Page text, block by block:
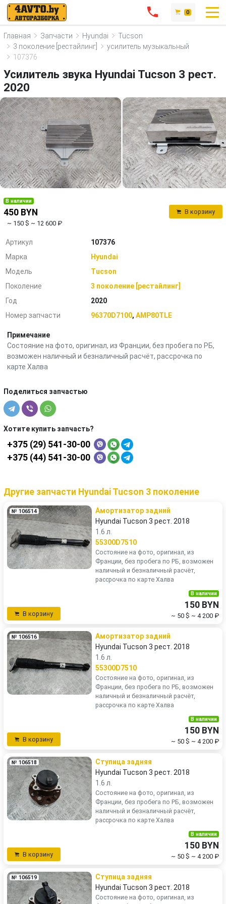
0
Главная Запчасти Hyundai
Tucson
3 поколение [рестайлинг]
усилитель музыкальный
107376
Усилитель звука Hyundai Tucson 3 рест.
2020
В наличии
450 BYN
~ 150 $ ~ 12 600 ₽
В корзину
Артикул
107376
Марка
Hyundai
Модель
Tucson
Поколение
3 поколение [рестайлинг]
Год
2020
Номер запчасти
96370D7100,AMP80TLE
Примечание
Состояние на фото, оригинал, из Франции, без пробега по РБ,
возможен наличный и безналичный расчёт, рассрочка по
карте Халва
Поделиться запчастью
Хотите купить запчасть?
+375 (29) 541-30-00
+375 (44) 541-30-00
Другие запчасти Hyundai Tucson 3 поколение
№ 106514
Амортизатор задний
Hyundai Tucson 3 рест. 2018
1.6 л.
55300D7510
Состояние на фото, оригинал, из
Франции, без пробега по РБ, возможен
наличный и безналичный расчёт,
рассрочка по карте Халва
В корзину
В наличии
150 BYN
~ 50 $ ~ 4 200 ₽
№ 106516
Амортизатор задний
Hyundai Tucson 3 рест. 2018
1.6 л.
55300D7510
Состояние на фото, оригинал, из
Франции, без пробега по РБ, возможен
наличный и безналичный расчёт,
рассрочка по карте Халва
В корзину
В наличии
150 BYN
~ 50 $ ~ 4 200 ₽
№ 106518
Ступица задняя
Hyundai Tucson 3 рест. 2018
1.6 л.
Состояние на фото, оригинал, из
Франции, без пробега по РБ, возможен
наличный и безналичный расчёт,
рассрочка по карте Халва
В корзину
В наличии
150 BYN
~ 50 $ ~ 4 200 ₽
№ 106519
Ступица задняя
Hyundai Tucson 3 рест. 2018
Состояние на фото, оригинал, из